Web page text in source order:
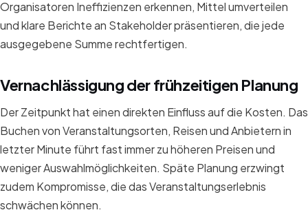
Organisatoren Ineffizienzen erkennen, Mittel umverteilen
und klare Berichte an Stakeholder präsentieren, die jede
ausgegebene Summe rechtfertigen.
Vernachlässigung der frühzeitigen Planung
Der Zeitpunkt hat einen direkten Einfluss auf die Kosten. Das
Buchen von Veranstaltungsorten, Reisen und Anbietern in
letzter Minute führt fast immer zu höheren Preisen und
weniger Auswahlmöglichkeiten. Späte Planung erzwingt
zudem Kompromisse, die das Veranstaltungserlebnis
schwächen können.